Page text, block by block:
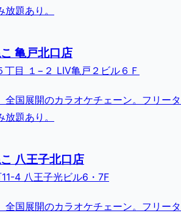
題あり。
亀戸北口店
目 １−２ LIV亀戸２ビル６Ｆ
全国展開のカラオケチェーン。フリータ
題あり。
八王子北口店
4 八王子光ビル6・7F
全国展開のカラオケチェーン。フリータ